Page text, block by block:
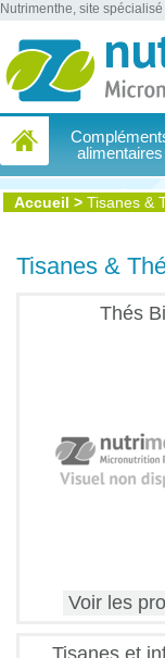
Nutrimenthe, site
alimentaires
Accueil > Tisanes &
Tisanes &
Thés
Voir les
Tisanes et